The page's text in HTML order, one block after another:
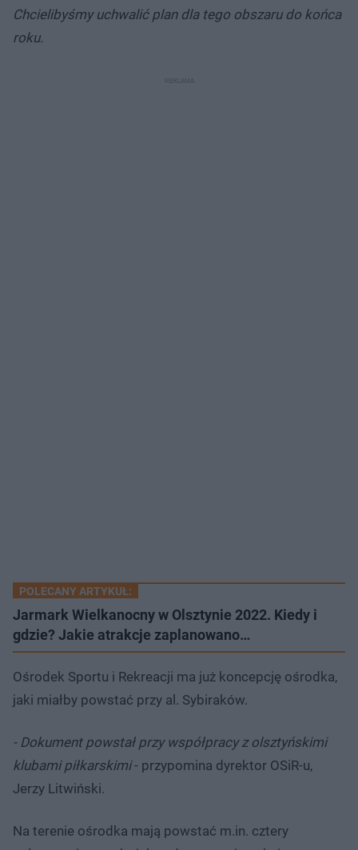
Chcielibyśmy uchwalić plan dla tego obszaru do końca
roku.
POLECANY ARTYKUŁ:
Jarmark Wielkanocny w Olsztynie 2022. Kiedy i
gdzie? Jakie atrakcje zaplanowano…
Ośrodek Sportu i Rekreacji ma już koncepcję ośrodka,
jaki miałby powstać przy al. Sybiraków.
- Dokument powstał przy współpracy z olsztyńskimi
klubami piłkarskimi- przypomina dyrektor OSiR-u,
Jerzy Litwiński.
Na terenie ośrodka mają powstać m.in. cztery